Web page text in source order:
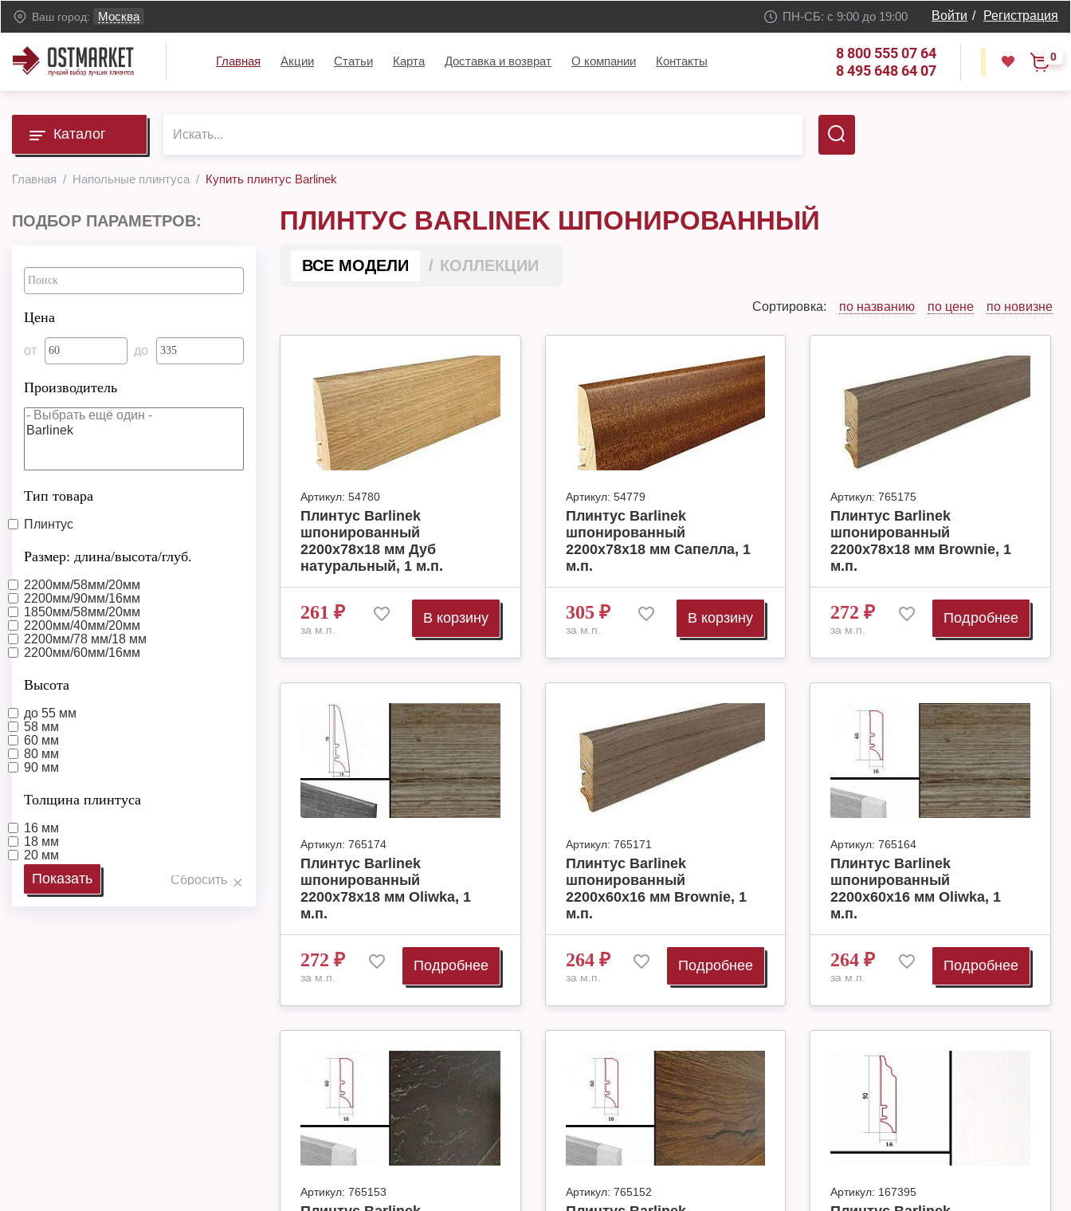
Ваш город: Москва ПН-СБ: с 9:00 до 19:00 Войти / Регистрация
Главная Акции Статьи Карта Доставка и возврат О компании Контакты
8 800 555 07 64
8 495 648 64 07
0
Каталог
Главная Напольные плинтуса Купить плинтус Barlinek
ПОДБОР ПАРАМЕТРОВ:
Цена
от до
Производитель
Тип товара
Плинтус
Размер: длина/высота/глуб.
2200мм/58мм/20мм
2200мм/90мм/16мм
1850мм/58мм/20мм
2200мм/40мм/20мм
2200мм/78 мм/18 мм
2200мм/60мм/16мм
Высота
до 55 мм
58 мм
60 мм
80 мм
90 мм
Толщина плинтуса
16 мм
18 мм
20 мм
ПЛИНТУС BARLINEK ШПОНИРОВАННЫЙ
ВСЕ МОДЕЛИ КОЛЛЕКЦИИ
Сортировка: по названию по цене по новизне
Артикул: 54780
Плинтус Barlinek
шпонированный
2200х78х18 мм Дуб
натуральный, 1 м.п.
261 ₽
за м.п.
В корзину
Артикул: 54779
Плинтус Barlinek
шпонированный
2200х78х18 мм Сапелла, 1
м.п.
305 ₽
за м.п.
В корзину
Артикул: 765175
Плинтус Barlinek
шпонированный
2200х78х18 мм Brownie, 1
м.п.
272 ₽
за м.п.
Подробнее
Артикул: 765174
Плинтус Barlinek
шпонированный
2200х78х18 мм Oliwka, 1
м.п.
272 ₽
за м.п.
Подробнее
Артикул: 765171
Плинтус Barlinek
шпонированный
2200х60х16 мм Brownie, 1
м.п.
264₽
за м.п.
Подробнее
Артикул: 765164
Плинтус Barlinek
шпонированный
2200х60х16 мм Oliwka, 1
м.п.
264 ₽
за м.п.
Подробнее
Артикул: 765153 Артикул: 765152 Артикул: 167395